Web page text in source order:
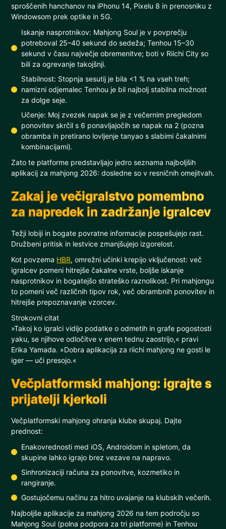
sproščenih hanchanov na iPhonu 14, Pixelu 8 in prenosniku z
Windowsom prek optike in 5G.
Iskanje nasprotnikov: Mahjong Soul je v povprečju
potreboval 25–40 sekund do sedeža; Tenhou 15–30
sekund v času največje obremenitve; boti v Riichi City so
bili za ogrevanje takojšnji.
Stabilnost: Stopnja sesutij je bila <1 % na vseh treh;
namizni odjemalec Tenhou je bil najbolj stabilna možnost
za dolge seje.
Učenje: Moj zvezek napak se je z večernim pregledom
ponovitev skrčil s 6 ponavljajočih se napak na 2 (pozna
obramba in pretirano lovljenje tanyao s slabimi čakalnimi
kombinacijami).
Zato te platforme predstavljajo jedro seznama najboljših
aplikacij za mahjong 2026: dosledne so v resničnih omejitvah.
Zakaj je večigralstvo pomembno
za napredek in zadržanje igralcev
Težji lobiji in bogate povratne informacije pospešujejo rast.
Družbeni pritisk in lestvice zmanjšujejo izgorelost.
Kot povzema HBR, omrežni učinki krepijo vključenost: več
igralcev pomeni hitrejše čakalne vrste, boljše iskanje
nasprotnikov in bogatejšo strateško raznolikost. Pri mahjongu
to pomeni več različnih tipov rok, več obrambnih ponovitev in
hitrejše prepoznavanje vzorcev.
Strokovni citat
»Takoj ko igralci vidijo podatke o odmetih in grafe pogostosti
yaku, se njihove odločitve v enem tednu zaostrijo,« pravi
Erika Yamada. »Dobra aplikacija za riichi mahjong ne gosti le
iger — uči presojo.«
Večplatformski mahjong: igrajte s
prijatelji kjerkoli
Večplatformski mahjong ohranja klube skupaj. Dajte
prednost:
Enakovrednosti med iOS, Androidom in spletom, da
skupine lahko igrajo brez vezave na napravo.
Sinhronizaciji računa za ponovitve, kozmetiko in
rangiranje.
Gostujočemu načinu za hitro uvajanje na klubskih večerih.
Najboljše aplikacije za mahjong 2026 na tem področju so
Mahjong Soul (polna podpora za tri platforme) in Tenhou